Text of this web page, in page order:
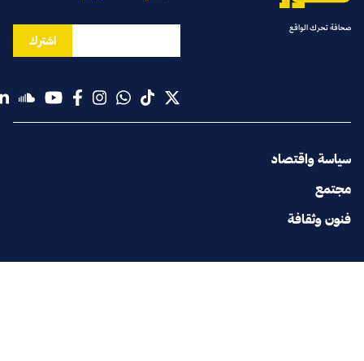
صحافة تحرك الواقع
سياسة واقتصاد
مجتمع
فنون وثقافة
اشترك